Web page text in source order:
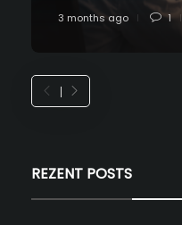
3 months ago 1
REZENT POSTS